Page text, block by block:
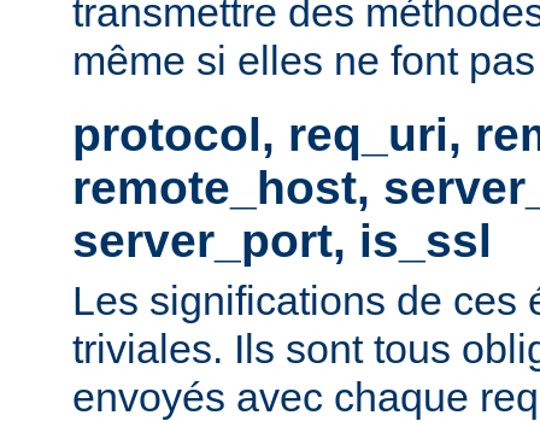
transmettre des
même si elles ne font
protocol, req_uri,
remote_host,
server_port, is_ssl
Les significations de ces
triviales. Ils sont tous
envoyés avec chaque